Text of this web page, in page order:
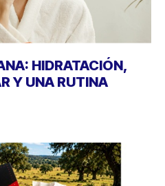
HIDRATACIÓN,
Y UNA RUTINA